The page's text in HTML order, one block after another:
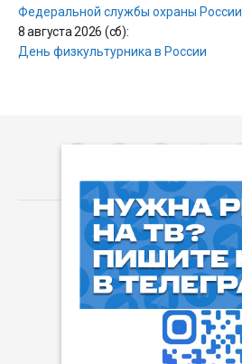
Федеральной службы охраны России
8 августа 2026 (сб):
День физкультурника в России